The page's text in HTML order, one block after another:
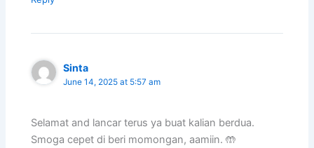
Sinta
June 14, 2025 at 5:57 am
Selamat and lancar terus ya buat kalian berdua.
Smoga cepet di beri momongan, aamiin. 🤲